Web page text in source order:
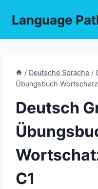
Language
/ Deutsche Sprache /
Übungsbuch
Deutsch
C1